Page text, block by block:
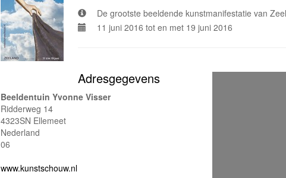
De grootste beeldende kunstmanifestatie van
11 juni 2016 tot en met 19 juni 2016
Adresgegevens
Beeldentuin Yvonne Visser
Ridderweg 14
4323SN Ellemeet
Nederland
06
www.kunstschouw.nl